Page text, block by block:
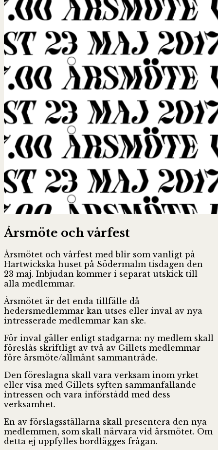
Årsmöte och vårfest
Årsmötet och vårfest med blir som vanligt på
Hartwickska huset på Södermalm tisdagen den
23 maj. Inbjudan kommer i separat utskick till
alla medlemmar.
Årsmötet är det enda tillfälle då
hedersmedlemmar kan utses eller inval av nya
intresserade medlemmar kan ske.
För inval gäller enligt stadgarna: ny medlem skall
föreslås skriftligt av två av Gillets medlemmar
före årsmöte/allmänt sammanträde.
Den föreslagna skall vara verksam inom yrket
eller visa med Gillets syften sammanfallande
intressen och vara införstådd med dess
verksamhet.
En av förslagsställarna skall presentera den nya
medlemmen, som skall närvara vid årsmötet. Om
detta ej uppfylles bordlägges frågan.